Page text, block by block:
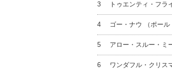
3 トゥエンティ・フラ
4 ゴー・ナウ （ポール
5 アロー・スルー・ミ
6 ワンダフル・クリス